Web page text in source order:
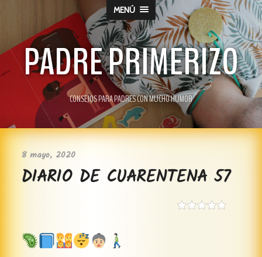
MENÚ
PADRE PRIMERIZO
CONSEJOS PARA PADRES CON MUCHO HUMOR
8 mayo, 2020
DIARIO DE CUARENTENA 57